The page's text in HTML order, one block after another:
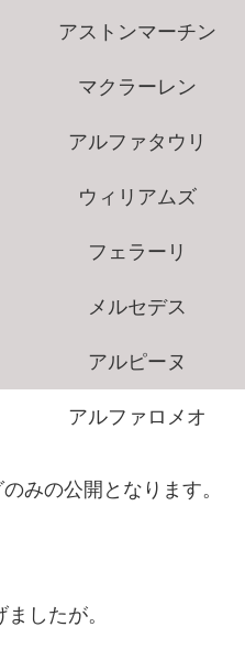
アストンマーチン
マクラーレン
アルファタウリ
ウィリアムズ
フェラーリ
メルセデス
アルピーヌ
アルファロメオ
みの公開となります。
したが。